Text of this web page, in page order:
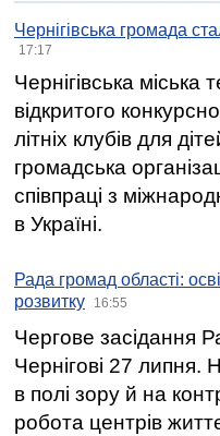
Чернігівська громада
17:17
Чернігівська
відкритого
літніх клубів для
громадська
співпраці з
в Україні.
Рада громад області:
розвитку
16:55
Чергове засідання
Чернігові 27 липня.
в полі зору й на
робота центрів